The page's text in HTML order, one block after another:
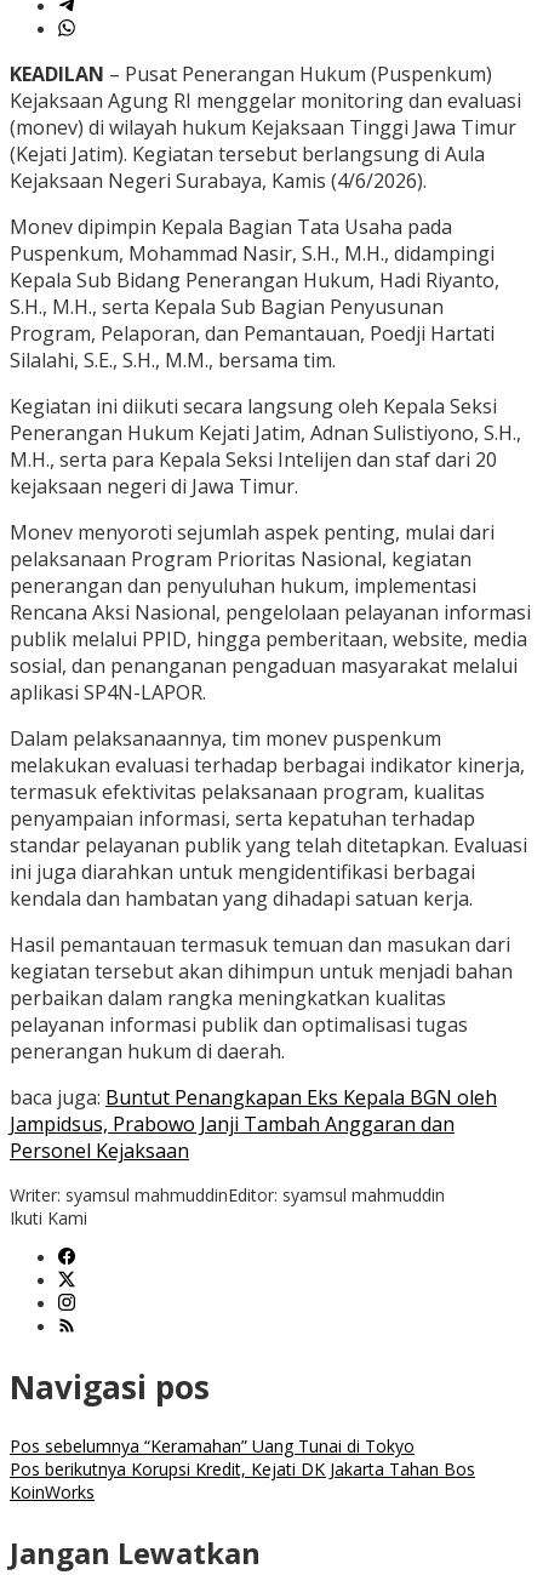
KEADILAN – Pusat Penerangan Hukum (Puspenkum)
Kejaksaan Agung RI menggelar monitoring dan evaluasi
(monev) di wilayah hukum Kejaksaan Tinggi Jawa Timur
(Kejati Jatim). Kegiatan tersebut berlangsung di Aula
Kejaksaan Negeri Surabaya, Kamis (4/6/2026).
Monev dipimpin Kepala Bagian Tata Usaha pada
Puspenkum, Mohammad Nasir, S.H., M.H., didampingi
Kepala Sub Bidang Penerangan Hukum, Hadi Riyanto,
S.H., M.H., serta Kepala Sub Bagian Penyusunan
Program, Pelaporan, dan Pemantauan, Poedji Hartati
Silalahi, S.E., S.H., M.M., bersama tim.
Kegiatan ini diikuti secara langsung oleh Kepala Seksi
Penerangan Hukum Kejati Jatim, Adnan Sulistiyono, S.H.,
M.H., serta para Kepala Seksi Intelijen dan staf dari 20
kejaksaan negeri di Jawa Timur.
Monev menyoroti sejumlah aspek penting, mulai dari
pelaksanaan Program Prioritas Nasional, kegiatan
penerangan dan penyuluhan hukum, implementasi
Rencana Aksi Nasional, pengelolaan pelayanan informasi
publik melalui PPID, hingga pemberitaan, website, media
sosial, dan penanganan pengaduan masyarakat melalui
aplikasi SP4N-LAPOR.
Dalam pelaksanaannya, tim monev puspenkum
melakukan evaluasi terhadap berbagai indikator kinerja,
termasuk efektivitas pelaksanaan program, kualitas
penyampaian informasi, serta kepatuhan terhadap
standar pelayanan publik yang telah ditetapkan. Evaluasi
ini juga diarahkan untuk mengidentifikasi berbagai
kendala dan hambatan yang dihadapi satuan kerja.
Hasil pemantauan termasuk temuan dan masukan dari
kegiatan tersebut akan dihimpun untuk menjadi bahan
perbaikan dalam rangka meningkatkan kualitas
pelayanan informasi publik dan optimalisasi tugas
penerangan hukum di daerah.
baca juga: Buntut Penangkapan Eks Kepala BGN oleh
Jampidsus, Prabowo Janji Tambah Anggaran dan
Personel Kejaksaan
Writer: syamsul mahmuddinEditor: syamsul mahmuddin
Ikuti Kami
Navigasi pos
Pos sebelumnya “Keramahan” Uang Tunai di Tokyo
Pos berikutnya Korupsi Kredit, Kejati DK Jakarta Tahan Bos
KoinWorks
Jangan Lewatkan